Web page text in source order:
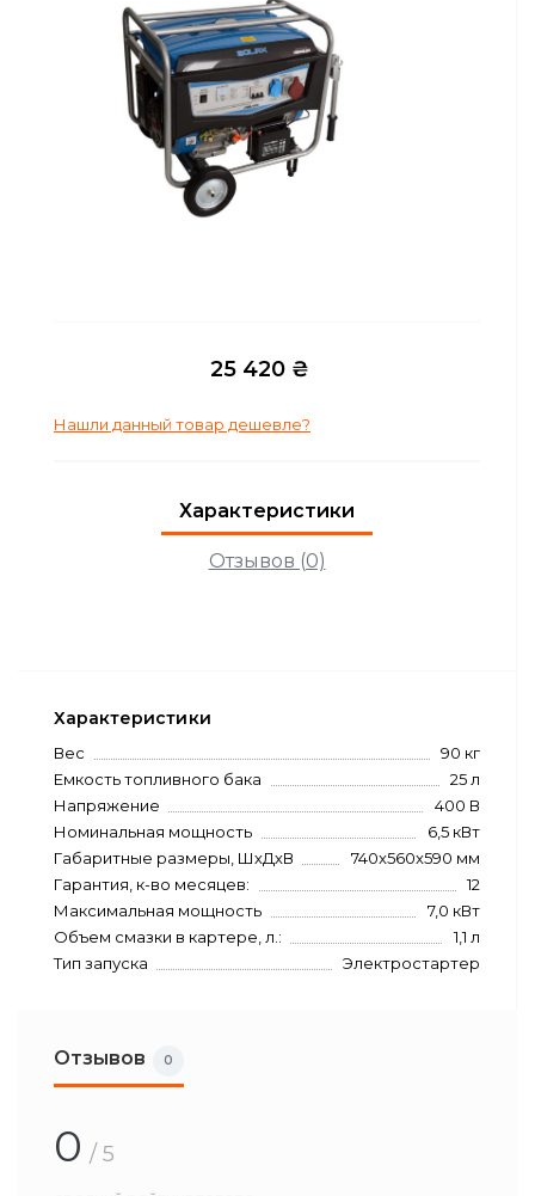
Энергопитание
25 420 ₴
Нашли данный товар дешевле?
Характеристики
Отзывов (0)
Характеристики
Вес
90 кг
Емкость топливного бака
25 л
Напряжение
400 В
Номинальная мощность
6,5 кВт
Габаритные размеры, ШхДхВ
740x560x590 мм
Гарантия, к-во месяцев:
12
Максимальная мощность
7,0 кВт
Объем смазки в картере, л.:
1,1 л
Тип запуска
Электростартер
Отзывов 0
0 / 5